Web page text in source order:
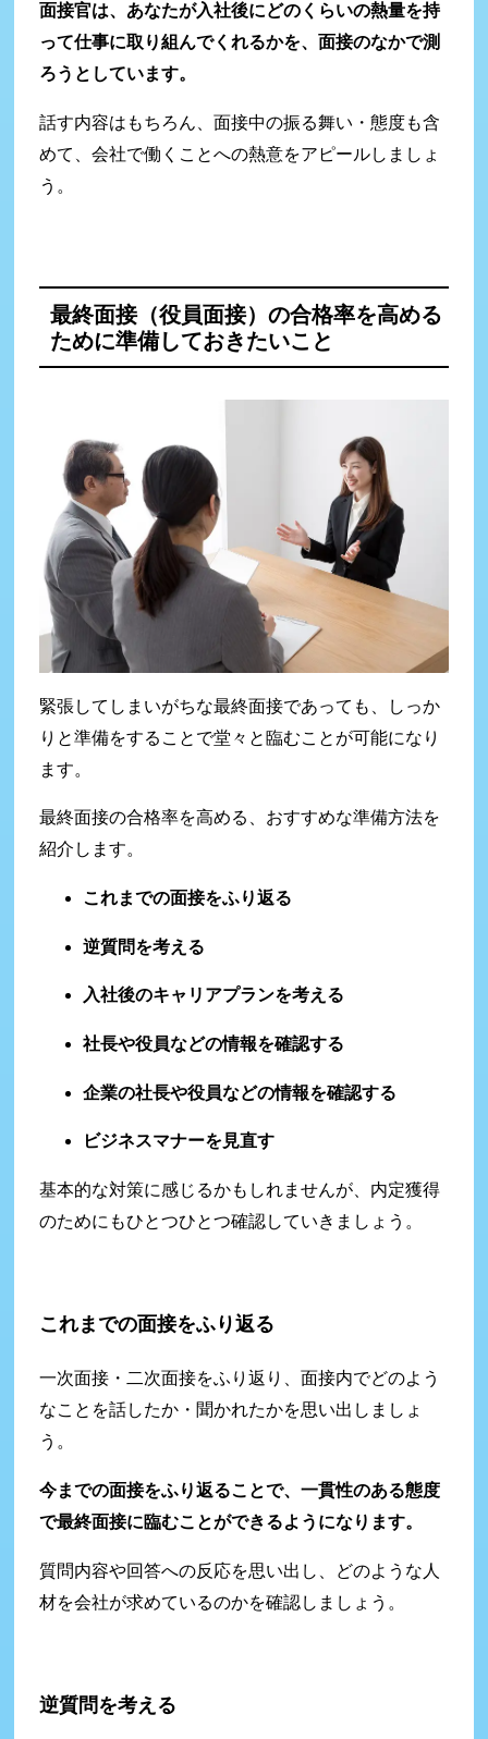
面接官は、あなたが入社後にどのくらいの熱量を持
って仕事に取り組んでくれるかを、面接のなかで測
ろうとしています。
話す内容はもちろん、面接中の振る舞い・態度も含
めて、会社で働くことへの熱意をアピールしましょ
う。
最終面接（役員面接）の合格率を高める
ために準備しておきたいこと
緊張してしまいがちな最終面接であっても、しっか
りと準備をすることで堂々と臨むことが可能になり
ます。
最終面接の合格率を高める、おすすめな準備方法を
紹介します。
これまでの面接をふり返る
逆質問を考える
入社後のキャリアプランを考える
社長や役員などの情報を確認する
企業の社長や役員などの情報を確認する
ビジネスマナーを見直す
基本的な対策に感じるかもしれませんが、内定獲得
のためにもひとつひとつ確認していきましょう。
これまでの面接をふり返る
一次面接・二次面接をふり返り、面接内でどのよう
なことを話したか・聞かれたかを思い出しましょ
う。
今までの面接をふり返ることで、一貫性のある態度
で最終面接に臨むことができるようになります。
質問内容や回答への反応を思い出し、どのような人
材を会社が求めているのかを確認しましょう。
逆質問を考える